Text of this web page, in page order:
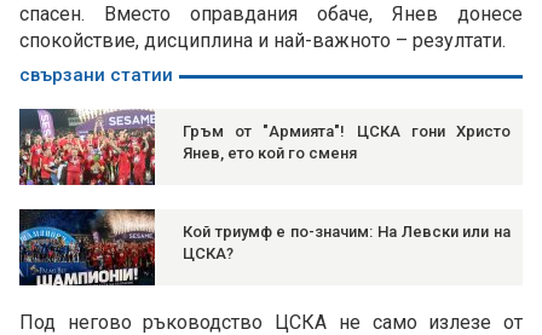
спасен. Вместо оправдания обаче, Янев донесе
спокойствие, дисциплина и най-важното – резултати.
свързани статии
Гръм от "Армията"! ЦСКА гони Христо
Янев, ето кой го сменя
Кой триумф е по-значим: На Левски или на
ЦСКА?
Под негово ръководство ЦСКА не само излезе от